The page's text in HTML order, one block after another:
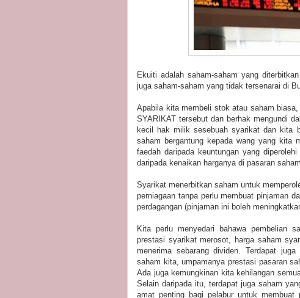
Ekuiti adalah saham-saham yang
juga saham-saham yang tidak tersenarai di
Apabila kita membeli stok atau saham
SYARIKAT tersebut dan berhak mengundi
kecil hak milik sesebuah syarikat dan kita
saham bergantung kepada wang yang kita
faedah daripada keuntungan yang
daripada kenaikan harganya di pasaran
Syarikat menerbitkan saham untuk
perniagaan tanpa perlu membuat pinjaman
perdagangan (pinjaman ini boleh
Kita perlu menyedari bahawa pembelian
prestasi syarikat merosot, harga saham
menerima sebarang dividen. Terdapat
saham kita, umpamanya prestasi pasaran
Ada juga kemungkinan kita kehilangan
Selain daripada itu, terdapat juga saham
amat penting bagi pelabur untuk